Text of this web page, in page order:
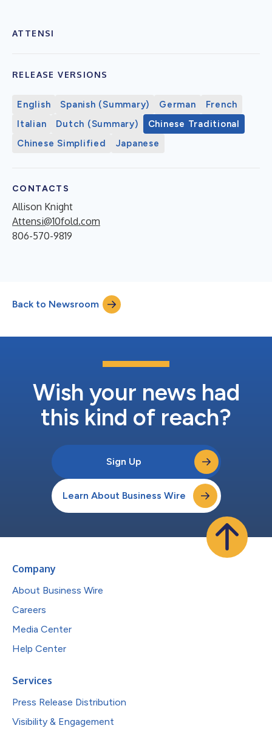
ATTENSI
RELEASE VERSIONS
English Spanish (Summary) German
French
Italian
Dutch (Summary)
Chinese Traditional
Chinese Simplified
Japanese
CONTACTS
Allison Knight
Attensi@10fold.com
806-570-9819
Back to Newsroom
Wish your news had
this kind of reach?
Sign Up
Learn About Business Wire
Company
About Business Wire
Careers
Media Center
Help Center
Services
Press Release Distribution
Visibility & Engagement